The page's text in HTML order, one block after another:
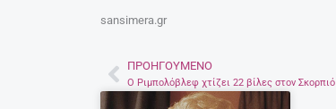
sansimera.gr
Prev
ΠΡΟΗΓΟΎΜΕΝΟ
Ο Ριμπολόβλεφ χτίζει 22 βίλες στον Σκορπιό